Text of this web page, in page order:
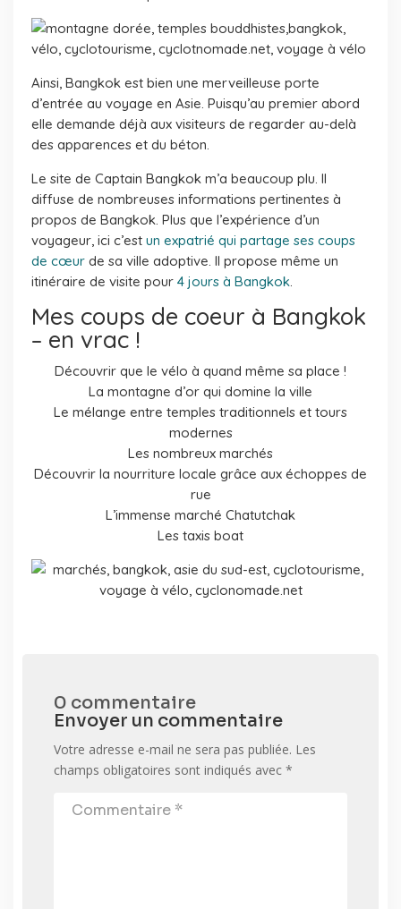
Ainsi, Bangkok est bien une merveilleuse porte
d’entrée au voyage en Asie. Puisqu’au premier abord
elle demande déjà aux visiteurs de regarder au-delà
des apparences et du béton.
Le site de Captain Bangkok m’a beaucoup plu. Il
diffuse de nombreuses informations pertinentes à
propos de Bangkok. Plus que l’expérience d’un
voyageur, ici c’est un expatrié qui partage ses coups
de cœur de sa ville adoptive. Il propose même un
itinéraire de visite pour 4 jours à Bangkok.
Mes coups de coeur à Bangkok
– en vrac !
Découvrir que le vélo à quand même sa place !
La montagne d’or qui domine la ville
Le mélange entre temples traditionnels et tours
modernes
Les nombreux marchés
Découvrir la nourriture locale grâce aux échoppes de
rue
L’immense marché Chatutchak
Les taxis boat
0 commentaire
Envoyer un commentaire
Votre adresse e-mail ne sera pas publiée. Les
champs obligatoires sont indiqués avec *